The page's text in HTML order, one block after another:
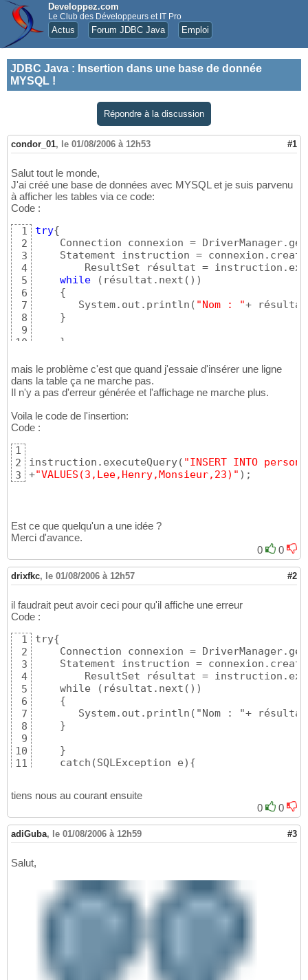
Developpez.com
Le Club des Développeurs et IT Pro
Actus Forum JDBC Java Emploi
JDBC Java : Insertion dans une base de donnée
MYSQL !
Répondre à la discussion
condor_01, le 01/08/2006 à 12h53 #1
Salut tout le monde,
J'ai créé une base de données avec MYSQL et je suis parvenu
à afficher les tables via ce code:
Code :
1
2
3
4
5
6
7
8
9
10
try{
Connection connexion =
Statement instruction =
ResultSet résultat =
while
( résultat.next ( ) )
{
       System.out.println
( "Nom : "+
}
}
mais le problème c'est que quand j'essaie d'insérer une ligne
dans la table ça ne marche pas.
Il n'y a pas d'erreur générée et l'affichage ne marche plus.
Voila le code de l'insertion:
Code :
1
2
3
instruction.executeQuery( "INSERT INTO
+"VALUES(3,Lee,Henry,Monsieur,23)" ) ;
Est ce que quelqu'un a une idée ?
Merci d'avance.
0
0
drixfkc, le 01/08/2006 à 12h57 #2
il faudrait peut avoir ceci pour qu'il affiche une erreur
Code :
1
2
3
4
5
6
7
8
9
10
11
try{
Connection connexion =
Statement instruction =
ResultSet résultat =
    while (résultat.next())
    {
System.out.println("Nom : "+
    }
    }
    catch(SQLException e){
tiens nous au courant ensuite
0
0
adiGuba, le 01/08/2006 à 12h59 #3
Salut,